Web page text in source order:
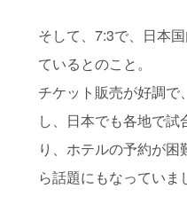
そして、7:3で、日本
ているとのこと。
チケット販売が好調で
し、日本でも各地で
り、ホテルの予約が
ら話題にもなっていま